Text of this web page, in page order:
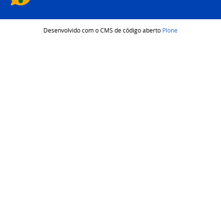
Desenvolvido com o CMS de código aberto Plone